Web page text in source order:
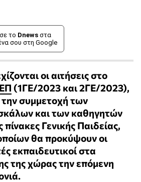
το Dnews στα
σου στη Google
οι αιτήσεις στο
(1ΓΕ/2023 και 2ΓΕ/2023),
την συμμετοχή των
και των καθηγητών
πίνακες Γενικής Παιδείας,
θα προκύψουν οι
εκπαιδευτικοί στα
της χώρας την επόμενη